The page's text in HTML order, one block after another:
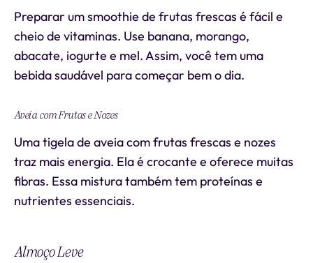
Preparar um smoothie de frutas frescas é fácil e
cheio de vitaminas. Use banana, morango,
abacate, iogurte e mel. Assim, você tem uma
bebida saudável para começar bem o dia.
Aveia com Frutas e Nozes
Uma tigela de aveia com frutas frescas e nozes
traz mais energia. Ela é crocante e oferece muitas
fibras. Essa mistura também tem proteínas e
nutrientes essenciais.
Almoço Leve